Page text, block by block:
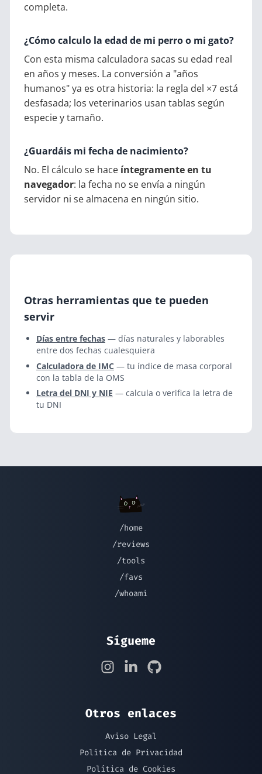
completa.
¿Cómo calculo la edad de mi perro o mi gato?
Con esta misma calculadora sacas su edad real
en años y meses. La conversión a "años
humanos" ya es otra historia: la regla del ×7 está
desfasada; los veterinarios usan tablas según
especie y tamaño.
¿Guardáis mi fecha de nacimiento?
No. El cálculo se hace íntegramente en tu
navegador: la fecha no se envía a ningún
servidor ni se almacena en ningún sitio.
Otras herramientas que te pueden
servir
Días entre fechas — días naturales y laborables
entre dos fechas cualesquiera
Calculadora de IMC — tu índice de masa corporal
con la tabla de la OMS
Letra del DNI y NIE — calcula o verifica la letra de
tu DNI
/home
/reviews
/tools
/favs
/whoami
Sígueme
Otros enlaces
Aviso Legal
Política de Privacidad
Política de Cookies